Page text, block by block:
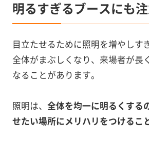
明るすぎるブースにも
目立たせるために照明を増やしす
全体がまぶしくなり、来場者が長
なることがあります。
照明は、 全体を均一に明るくする
せたい場所にメリハリをつけるこ